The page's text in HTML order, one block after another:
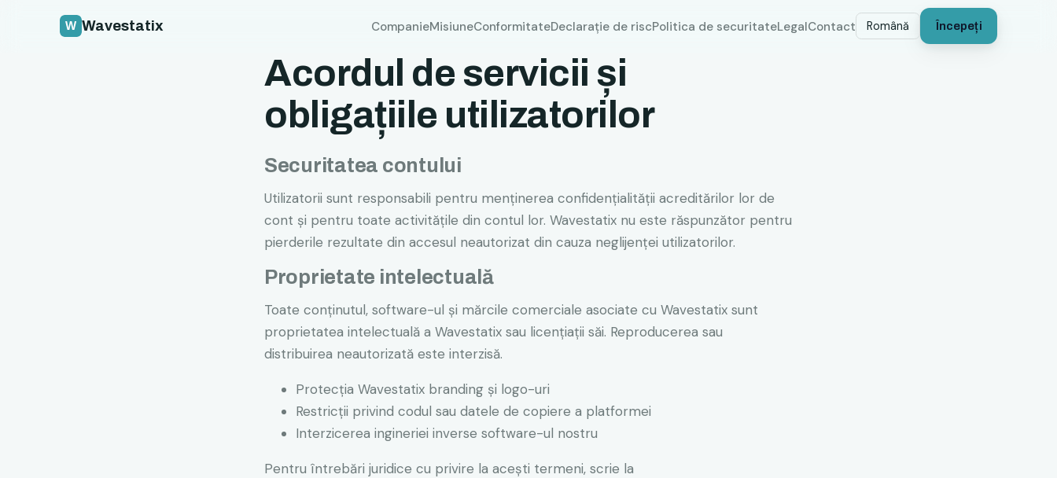
Wavestatix CompanieMisiuneConformitateDeclarație de riscPolitica de securitateLegalContact Română Începeți
Acordul de servicii și
obligațiile utilizatorilor
Securitatea contului
Utilizatorii sunt responsabili pentru menținerea confidențialității acreditărilor lor de
cont și pentru toate activitățile din contul lor. Wavestatix nu este răspunzător pentru
pierderile rezultate din accesul neautorizat din cauza neglijenței utilizatorilor.
Proprietate intelectuală
Toate conținutul, software-ul și mărcile comerciale asociate cu Wavestatix sunt
proprietatea intelectuală a Wavestatix sau licențiații săi. Reproducerea sau
distribuirea neautorizată este interzisă.
Protecţia Wavestatix branding și logo-uri
Restricții privind codul sau datele de copiere a platformei
Interzicerea ingineriei inverse software-ul nostru
Pentru întrebări juridice cu privire la acești termeni, scrie la